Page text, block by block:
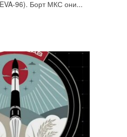
96). Борт МКС они...